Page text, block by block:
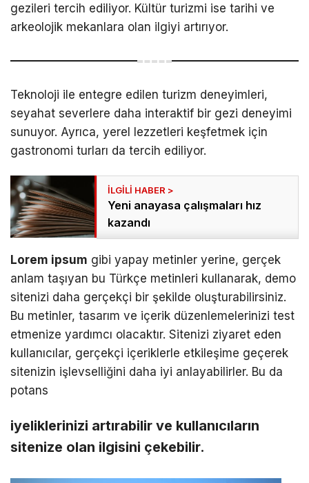
gezileri tercih ediliyor. Kültür turizmi ise tarihi ve
arkeolojik mekanlara olan ilgiyi artırıyor.
Teknoloji ile entegre edilen turizm deneyimleri,
seyahat severlere daha interaktif bir gezi deneyimi
sunuyor. Ayrıca, yerel lezzetleri keşfetmek için
gastronomi turları da tercih ediliyor.
Yeni anayasa çalışmaları hız
kazandı
Lorem ipsum gibi yapay metinler yerine, gerçek
anlam taşıyan bu Türkçe metinleri kullanarak, demo
sitenizi daha gerçekçi bir şekilde oluşturabilirsiniz.
Bu metinler, tasarım ve içerik düzenlemelerinizi test
etmenize yardımcı olacaktır. Sitenizi ziyaret eden
kullanıcılar, gerçekçi içeriklerle etkileşime geçerek
sitenizin işlevselliğini daha iyi anlayabilirler. Bu da
potans
iyeliklerinizi artırabilir ve kullanıcıların
sitenize olan ilgisini çekebilir.